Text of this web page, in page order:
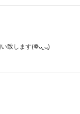
致します(❁ᴗ͈ˬᴗ͈)